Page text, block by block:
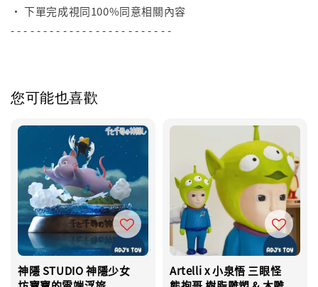
• 下單完成視同100%同意相關內容
- - - - - - - - - - - - - - - - - - - - - - - - -
您可能也喜歡
神隱 STUDIO 神隱少女
Artelli x 小泉悟 三眼怪